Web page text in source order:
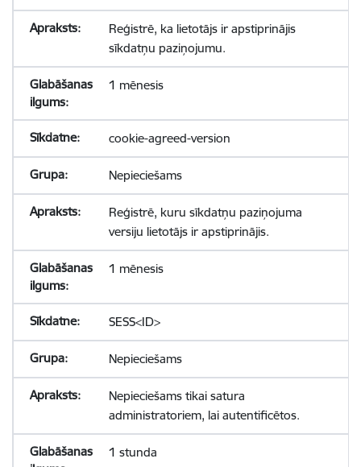
Reģistrē, ka lietotājs ir apstiprinājis
sīkdatņu paziņojumu.
1 mēnesis
cookie-agreed-version
Nepieciešams
Reģistrē, kuru sīkdatņu paziņojuma
versiju lietotājs ir apstiprinājis.
1 mēnesis
SESS<ID>
Nepieciešams
Nepieciešams tikai satura
administratoriem, lai autentificētos.
1 stunda